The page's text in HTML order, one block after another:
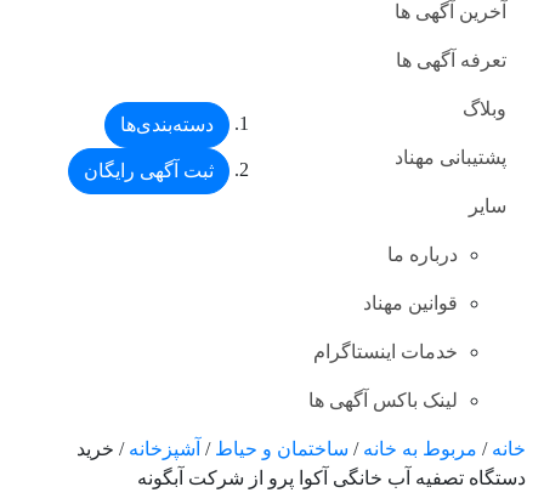
آخرین آگهی ها
تعرفه آگهی ها
وبلاگ
پشتیبانی مهناد
سایر
درباره ما
قوانین مهناد
خدمات اینستاگرام
لینک باکس آگهی ها
دسته‌بندی‌ها
ثبت آگهی رایگان
خانه / مربوط به خانه / ساختمان و حیاط / آشپزخانه / خرید
دستگاه تصفیه آب خانگی آکوا پرو از شرکت آبگونه